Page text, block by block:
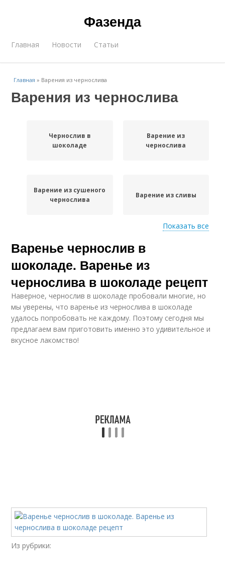
Фазенда
Главная Новости Статьи
Главная » Варения из чернослива
Варения из чернослива
Чернослив в
шоколаде
Варение из
чернослива
Варение из сушеного
чернослива
Варение из сливы
Варение с шоколадом Шоколадное варение
Показать все
Варенье чернослив в
шоколаде. Варенье из
чернослива в шоколаде рецепт
Наверное, чернослив в шоколаде пробовали многие, но
мы уверены, что варенье из чернослива в шоколаде
удалось попробовать не каждому. Поэтому сегодня мы
предлагаем вам приготовить именно это удивительное и
вкусное лакомство!
Из рубрики: